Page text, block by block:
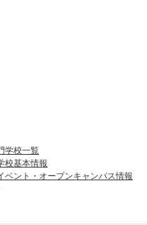
学校一覧
校基本情報
ベント・オープンキャンパス情報